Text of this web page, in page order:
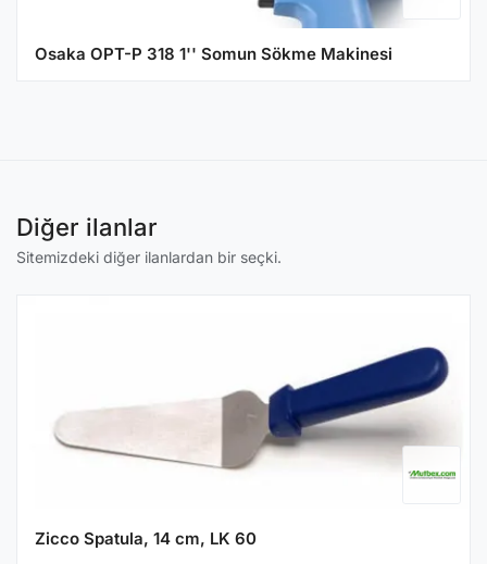
Osaka OPT-P 318 1'' Somun Sökme Makinesi
Diğer ilanlar
Sitemizdeki diğer ilanlardan bir seçki.
Zicco Spatula, 14 cm, LK 60